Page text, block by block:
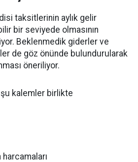
taksitlerinin aylık gelir
bir seviyede olmasının
Beklenmedik giderler ve
de göz önünde bulundurularak
öneriliyor.
kalemler birlikte